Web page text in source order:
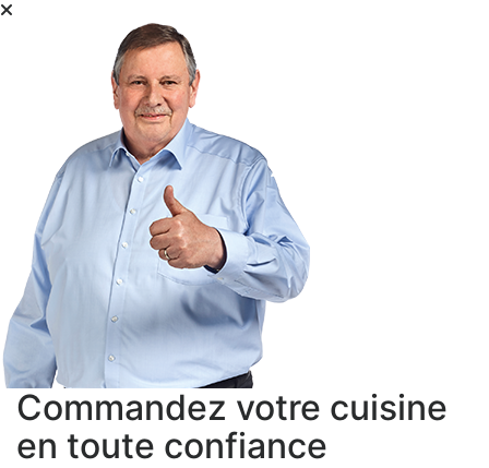
Commandez votre cuisine
en toute confiance